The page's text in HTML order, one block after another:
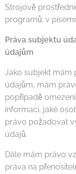
Strojově
programů; v
Práva subjektu
údajům
Jako subjekt mám
údajům, mám
popřípadě
informaci, jaké
právo požadovat
údajů.
Dále mám právo
práva na